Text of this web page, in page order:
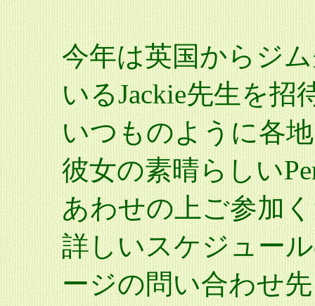
今年は英国からジ
いるJackie先生を招
いつものように各
彼女の素晴らしい
あわせの上ご参加
詳しいスケジュー
ージの問い合わせ